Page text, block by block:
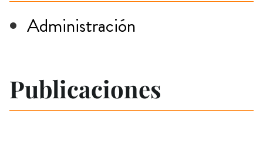
Administración
Publicaciones